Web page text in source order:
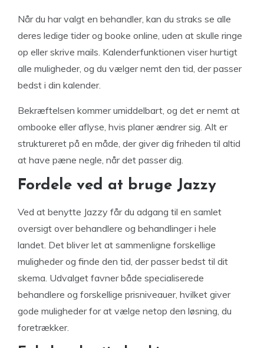
Når du har valgt en behandler, kan du straks se alle
deres ledige tider og booke online, uden at skulle ringe
op eller skrive mails. Kalenderfunktionen viser hurtigt
alle muligheder, og du vælger nemt den tid, der passer
bedst i din kalender.
Bekræftelsen kommer umiddelbart, og det er nemt at
ombooke eller aflyse, hvis planer ændrer sig. Alt er
struktureret på en måde, der giver dig friheden til altid
at have pæne negle, når det passer dig.
Fordele ved at bruge Jazzy
Ved at benytte Jazzy får du adgang til en samlet
oversigt over behandlere og behandlinger i hele
landet. Det bliver let at sammenligne forskellige
muligheder og finde den tid, der passer bedst til dit
skema. Udvalget favner både specialiserede
behandlere og forskellige prisniveauer, hvilket giver
gode muligheder for at vælge netop den løsning, du
foretrækker.